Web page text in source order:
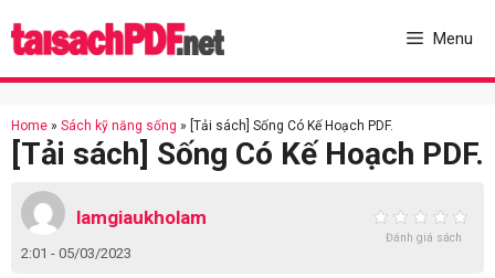
to
Menu
Home » Sách kỹ năng sống » [Tải sách] Sống Có Kế Hoạch PDF.
[Tải sách] Sống Có Kế Hoạch PDF.
lamgiaukholam
2:01 - 05/03/2023
Đánh giá sách